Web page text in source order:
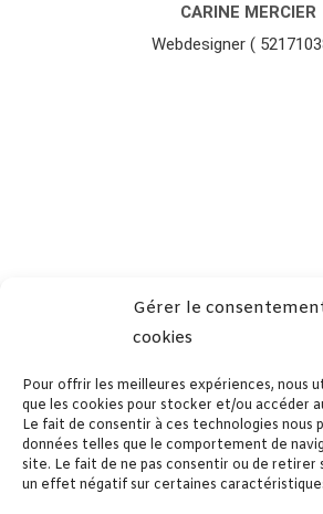
Gérer le
cookies
Pour offrir les meilleures expériences, nous
que les cookies pour stocker et/ou accéder
Le fait de consentir à ces technologies
données telles que le comportement de
site. Le fait de ne pas consentir ou de
un effet négatif sur certaines
CARINE MERCIER
Webdesigner (